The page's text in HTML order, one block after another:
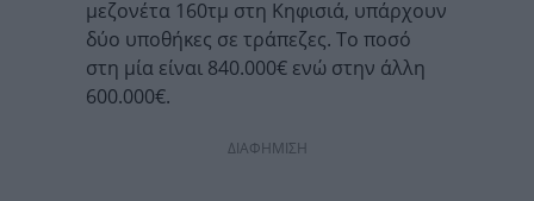
μεζονέτα 160τμ στη Κηφισιά, υπάρχουν
δύο υποθήκες σε τράπεζες. Το ποσό
στη μία είναι 840.000€ ενώ στην άλλη
600.000€.
ΔΙΑΦΗΜΙΣΗ